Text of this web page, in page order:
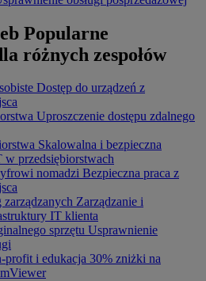
Popularne
różnych zespołów
Dostęp do urządzeń z
Uproszczenie dostępu zdalnego
Skalowalna i bezpieczna
w przedsiębiorstwach
nomadzi Bezpieczna praca z
zarządzanych Zarządzanie i
IT klienta
sprzętu Usprawnienie
profit i edukacja 30% zniżki na